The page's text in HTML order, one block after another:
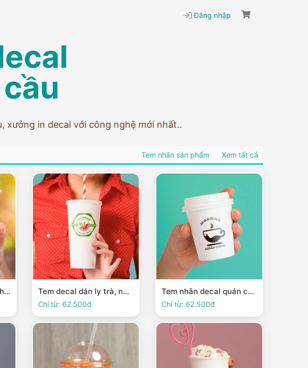
Đăng nhập
xưởng in decal với công nghệ mới nhất..
Tem nhãn sản phẩm Xem tất cả
Mẫu tem decal dán ly thiết kế đơn giản với logo của bạn Tem decal dán ly trà, nước trái cây thiết độc đáo màu sắc trẻ trung
Chỉ từ: 62.500đ
Tem nhãn decal quán cafe dán ly thiết kế cực chill
Chỉ từ: 62.500đ